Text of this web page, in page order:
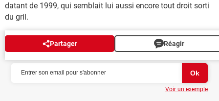
datant de 1999, qui semblait lui aussi encore tout droit sorti
du gril.
Partager Réagir
NEWSLETTER
Voir un exemple